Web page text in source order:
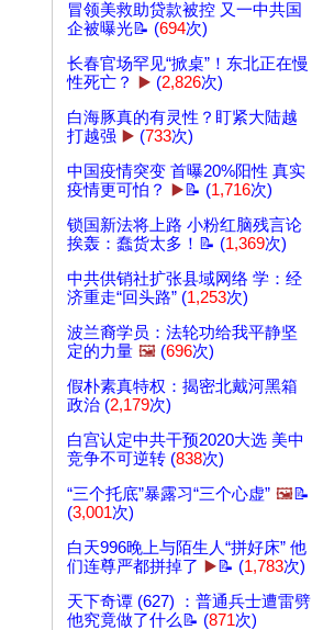
冒领美救助贷款被控 又一中共国
企被曝光📝 (694次)
长春官场罕见“掀桌”！东北正在慢
性死亡？
▶️ (2,826次)
白海豚真的有灵性？盯紧大陆越
打越强 ▶️ (733次)
中国疫情突变 首曝20%阳性 真实
疫情更可怕？
▶️📝 (1,716次)
锁国新法将上路 小粉红脑残言论
挨轰：蠢货太多！📝 (1,369次)
中共供销社扩张县域网络 学：经
济重走“回头路” (1,253次)
波兰裔学员：法轮功给我平静坚
定的力量 🖼️ (696次)
假朴素真特权：揭密北戴河黑箱
政治 (2,179次)
白宫认定中共干预2020大选 美中
竞争不可逆转 (838次)
“三个托底”暴露习“三个心虚” 🖼️📝
(3,001次)
白天996晚上与陌生人“拼好床” 他
们连尊严都拼掉了 ▶️📝 (1,783次)
天下奇谭 (627) ：普通兵士遭雷劈
他究竟做了什么📝 (871次)